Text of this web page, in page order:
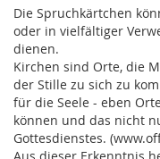
Die Spruchkärtchen
oder in vielfältiger
dienen.
Kirchen sind Orte, die
der Stille zu sich zu
für die Seele - eben
können und das nicht
Gottesdienstes.